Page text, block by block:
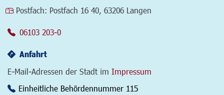
Postfach: Postfach 16 40, 63206 Langen
06103 203-0
Anfahrt
E-Mail-Adressen der Stadt im Impressum
Einheitliche Behördennummer 115